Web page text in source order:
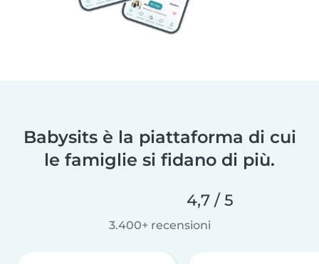
Babysits è la piattaforma di cui
le famiglie si fidano di più.
4,7 / 5
3.400+ recensioni